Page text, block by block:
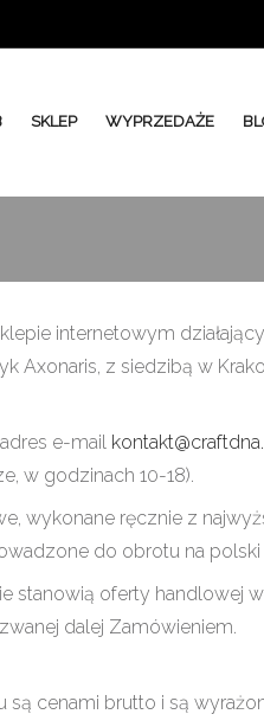
SKLEP WYPRZEDAŻE
internetowym
Axonaris, z siedzibą w
e-mail
w godzinach 10-18).
wykonane ręcznie z
do obrotu na polski
stanowią oferty handlowej
dalej Zamówieniem.
cenami brutto i są